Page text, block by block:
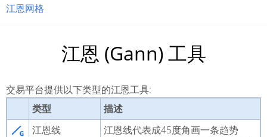
江恩网格
江恩 (Gann) 工具
交易平台提供以下类型的江恩工具:
类型
描述
江恩线
江恩线代表成45度角画一条趋势